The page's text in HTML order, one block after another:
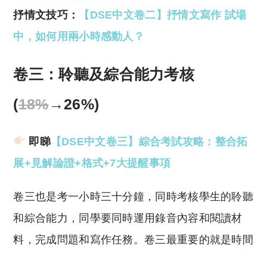
抒情文技巧：
【DSE中文卷二】抒情文寫作 試場
中，如何用兩小時感動人？
卷三：聆聽及綜合能力考核
(18%→26%)
即睇【DSE中文卷三】綜合考試攻略：整合拓
展+見解論證+格式+7大提醒事項
卷三也是考一小時三十分鐘，同時考核學生的聆聽
和綜合能力，同學要同時運用錄音內容和閱讀材
料，完成問題和寫作任務。卷三最重要的就是時間